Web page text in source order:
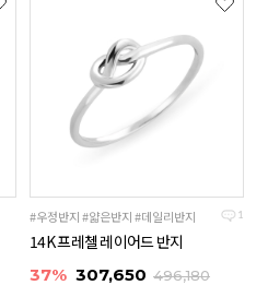
1
#우정반지 #얇은반지 #데일리반지
14K 프레첼 레이어드 반지
37% 307,650 496,180